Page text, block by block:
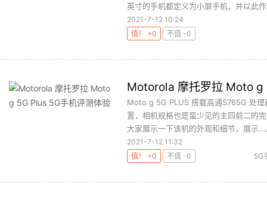
英寸的手机都定义为小屏手机，并以此
2021-7-12 10:24
值！ +0
不值 -0
Motorola 摩托罗拉 Moto g
Moto g 5G PLUS 搭载高通S765G 处
置，相机规格也是蛮少见的主四前二的
大家展示一下该机的外观和细节，展示...
2021-7-12 11:32
值！ +0
不值 -0 5G